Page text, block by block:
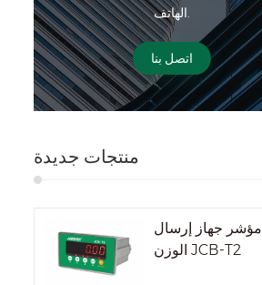
الهاتف.
اتصل بنا
منتجات جديدة
مؤشر جهاز إرسال
الوزن JCB-T2